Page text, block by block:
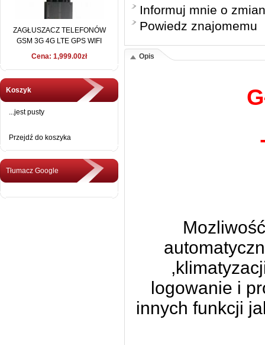
ZAGŁUSZACZ TELEFONÓW
GSM 3G 4G LTE GPS WIFI
LoJACK 15 METRÓW
Cena: 1,999.00zł
Koszyk
...jest pusty
Przejdź do koszyka
Tłumacz Google
Informuj mnie o
Powiedz znajomemu
Opis
logowanie i
innych funkcji